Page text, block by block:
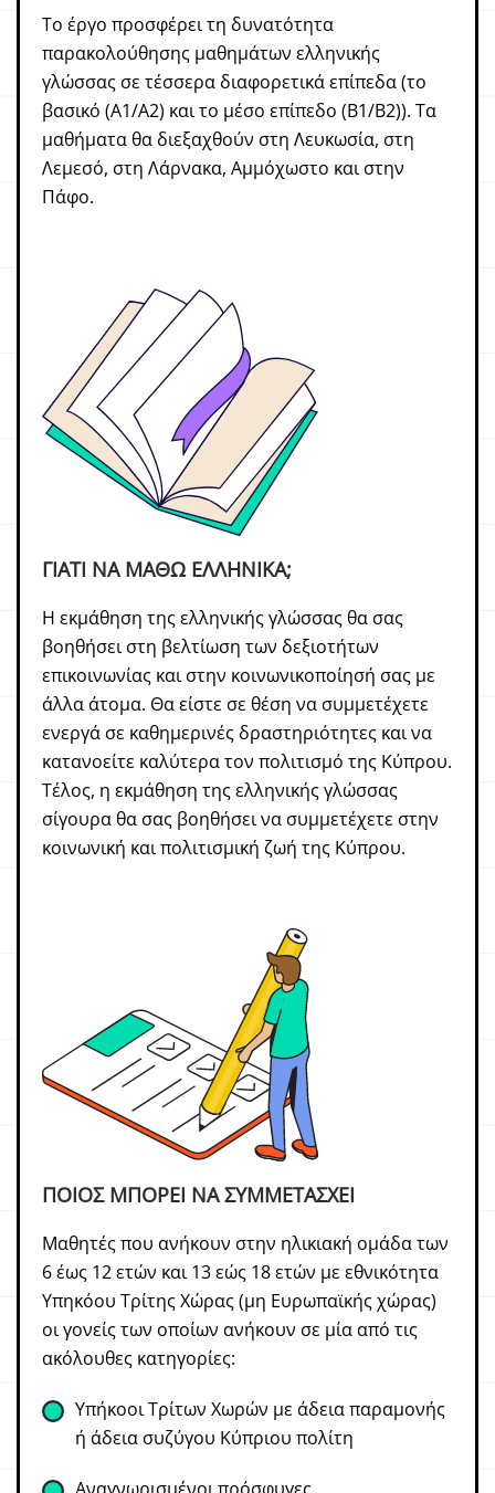
Το έργο προσφέρει τη δυνατότητα
παρακολούθησης μαθημάτων ελληνικής
γλώσσας σε τέσσερα διαφορετικά επίπεδα (το
βασικό (Α1/Α2) και το μέσο επίπεδο (Β1/Β2)). Τα
μαθήματα θα διεξαχθούν στη Λευκωσία, στη
Λεμεσό, στη Λάρνακα, Αμμόχωστο και στην
Πάφο.
ΓΙΑΤΙ ΝΑ ΜΑΘΩ ΕΛΛΗΝΙΚΑ;
Η εκμάθηση της ελληνικής γλώσσας θα σας
βοηθήσει στη βελτίωση των δεξιοτήτων
επικοινωνίας και στην κοινωνικοποίησή σας με
άλλα άτομα. Θα είστε σε θέση να συμμετέχετε
ενεργά σε καθημερινές δραστηριότητες και να
κατανοείτε καλύτερα τον πολιτισμό της Κύπρου.
Τέλος, η εκμάθηση της ελληνικής γλώσσας
σίγουρα θα σας βοηθήσει να συμμετέχετε στην
κοινωνική και πολιτισμική ζωή της Κύπρου.
ΠΟΙΟΣ ΜΠΟΡΕΙ ΝΑ ΣΥΜΜΕΤΑΣΧΕΙ
Μαθητές που ανήκουν στην ηλικιακή ομάδα των
6 έως 12 ετών και 13 εώς 18 ετών με εθνικότητα
Υπηκόου Τρίτης Χώρας (μη Ευρωπαϊκής χώρας)
οι γονείς των οποίων ανήκουν σε μία από τις
ακόλουθες κατηγορίες:
Υπήκοοι Τρίτων Χωρών με άδεια παραμονής
ή άδεια συζύγου Κύπριου πολίτη